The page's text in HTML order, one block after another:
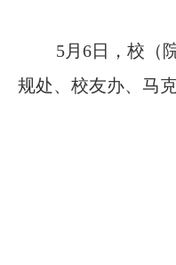
5月6日，校（
规处、校友办、马